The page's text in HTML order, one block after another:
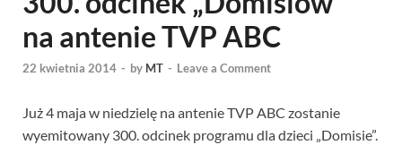
na antenie TVP ABC
22 kwietnia 2014 - by MT - Leave a Comment
Już 4 maja w niedzielę na antenie TVP ABC zostanie
wyemitowany 300. odcinek programu dla dzieci „Domisie”.